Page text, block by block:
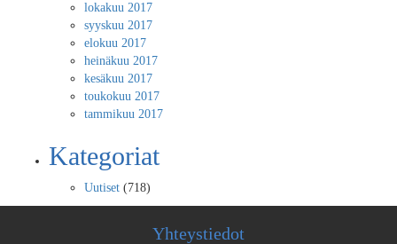
lokakuu 2017
syyskuu 2017
elokuu 2017
heinäkuu 2017
kesäkuu 2017
toukokuu 2017
tammikuu 2017
Kategoriat
Uutiset (718)
Yhteystiedot